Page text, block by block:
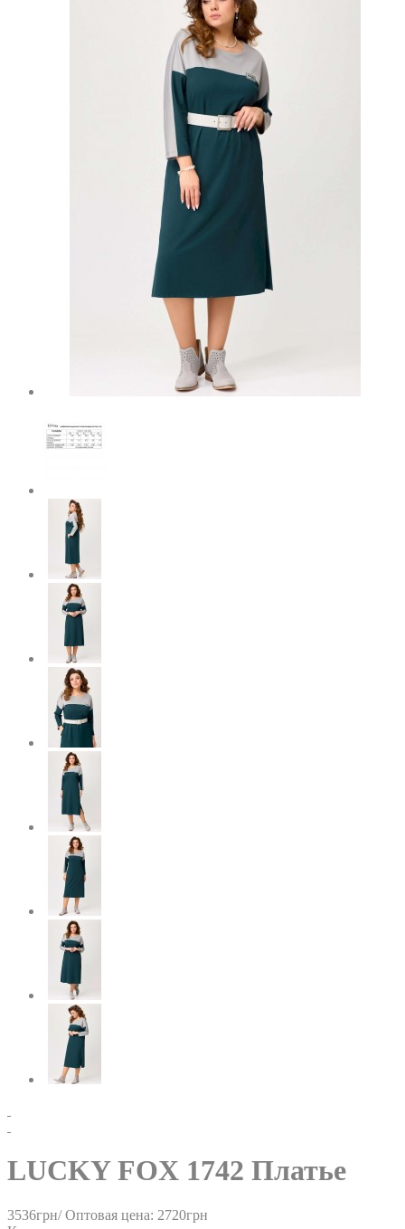
LUCKY FOX 1742 Платье
3536грн/ Оптовая цена: 2720грн